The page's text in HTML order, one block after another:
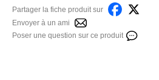
Partager la fiche produit sur
Envoyer à un ami
Poser une question sur ce produit